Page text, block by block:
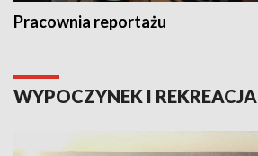
Pracownia reportażu
WYPOCZYNEK I REKREACJA